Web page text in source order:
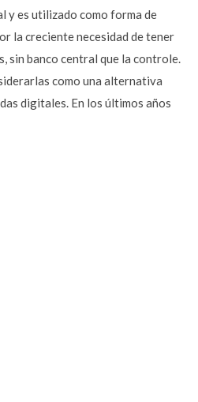
y es utilizado como forma de
la creciente necesidad de tener
sin banco central que la controle.
como una alternativa
digitales. En los últimos años